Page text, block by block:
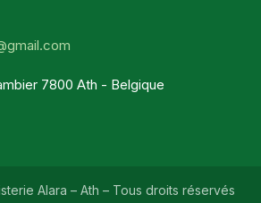
7800 Ath - Belgique
Alara – Ath – Tous droits réservés